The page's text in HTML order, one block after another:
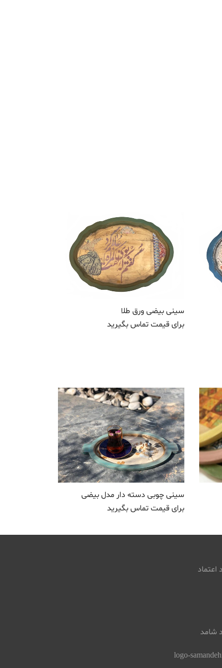
سینی بیضی ورق طلا
برای قیمت تماس بگیرید
سینی چوبی دسته دار مدل بیضی
برای قیمت تماس بگیرید
اعتماد
شامد